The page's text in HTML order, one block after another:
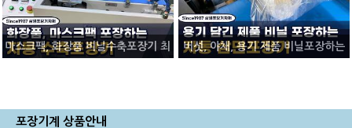
마스크팩, 화장품 비닐수축포장기 최 버섯, 야채, 용기 제품 비닐포장하는
포장기계 상품안내